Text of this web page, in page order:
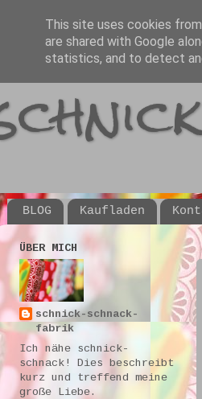
BLOG Kaufladen
ÜBER MICH
schnick-schnack-
fabrik
Ich nähe schnick-
schnack! Dies beschreibt
kurz und treffend meine
große Liebe.
This site uses cookies
are shared with Google
statistics, and to detect